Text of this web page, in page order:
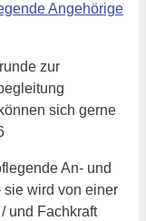
Angehörige
zur
sich gerne
An- und
sie wird von einer
und Fachkraft